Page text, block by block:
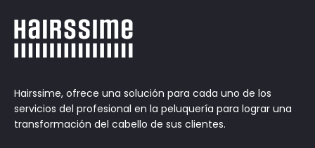
Hairssime, ofrece una solución para cada uno de los
servicios del profesional en la peluquería para lograr una
transformación del cabello de sus clientes.